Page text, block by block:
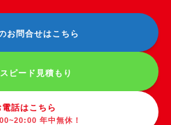
お問合せはこちら
ピード見積もり
電話はこちら
年中無休！